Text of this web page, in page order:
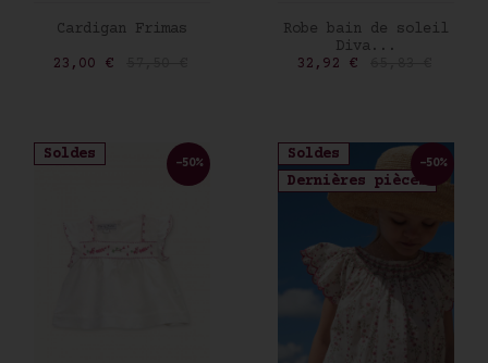
AJOUTER AU PANIER
Cardigan Frimas
Prix
23,00 €
AJOUTER AU PANIER
Robe bain de soleil
Diva...
Prix
32,92 €
Soldes
-50%
Soldes
Dernières pièces
-50%